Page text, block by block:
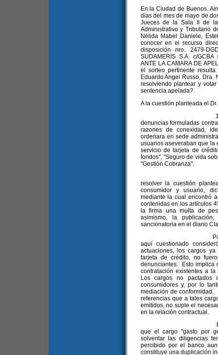
En la Ciudad de Buenos.
días del mes de mayo de
Jueces de la Sala II de
Administrativo y Tributario
Nélida Mabel Daniele,
conocer en el recurso
disposición nro. 2479-
SUDAMERIS S.A. c/GCBA
ANTE LA CAMARA DE
el sorteo pertinente
Eduardo Angel Russo, Dra.
resolviendo plantear y
sentencia apelada?
A la cuestión planteada el
1. Las presentes
denuncias formuladas
razones de conexidad,
ordenara en sede
usuarios aseveraban que la
servicio de tarjeta de
fondos", "Seguro de vida
"Gestión Cobranza".
resolver la cuestión
consumidor y usuario,
mediante la cual encontró
contenidas en los artículos
la firma una multa de
asimismo, la
sancionatoria en el diario
Para arribar a tal
aquí cuestionado
actuaciones, los cargos
tarjeta de crédito, no
denunciantes. Esto implica
contratación existentes a
Los cargos no pactados
consumidores y, por lo
mediación de conformidad.
referencias que a tales
emitidos, no suple el
en la relación contractual.
En particular,
que el cargo "gasto por
solventar las diligencias
percibido por el banco
constituye una duplicación